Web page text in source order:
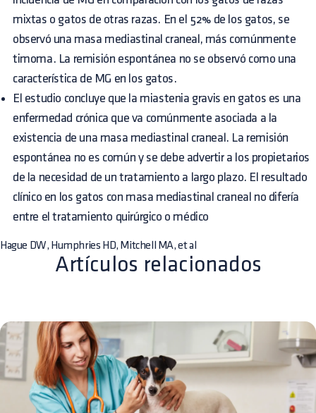
mixtas o gatos de otras razas. En el 52% de los gatos, se
observó una masa mediastinal craneal, más comúnmente
timoma. La remisión espontánea no se observó como una
característica de MG en los gatos.
El estudio concluye que la miastenia gravis en gatos es una
enfermedad crónica que va comúnmente asociada a la
existencia de una masa mediastinal craneal. La remisión
espontánea no es común y se debe advertir a los propietarios
de la necesidad de un tratamiento a largo plazo. El resultado
clínico en los gatos con masa mediastinal craneal no difería
entre el tratamiento quirúrgico o médico
Hague DW, Humphries HD, Mitchell MA, et al
Artículos relacionados